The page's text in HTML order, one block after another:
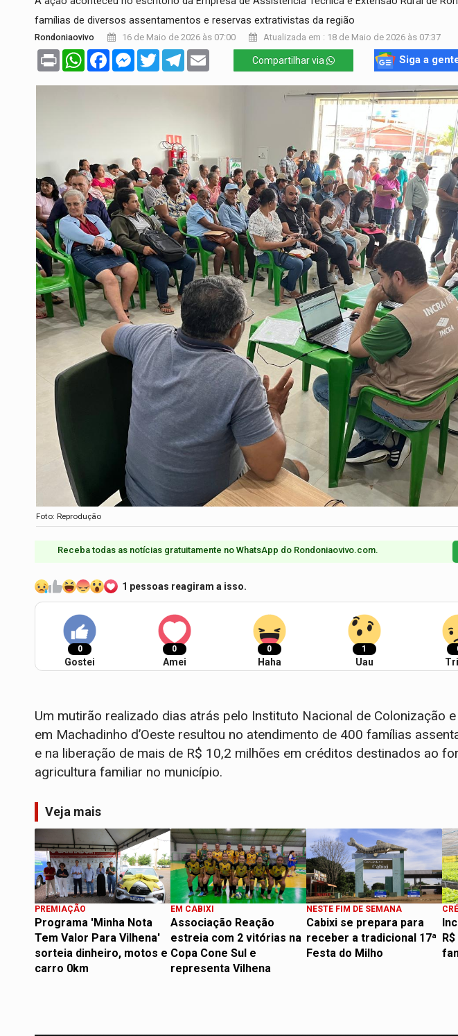
famílias de diversos assentamentos e reservas extrativistas da região
Rondoniaovivo 16 de Maio de 2026 às 07:00 Atualizada em : 18 de Maio de 2026 às 07:37
Print WhatsAppFacebookMessenger
TwitterTelegram Compartilhar via Siga a
Foto: Reprodução
Receba todas as notícias gratuitamente no WhatsApp do Rondoniaovivo.com.​
1 pessoas reagiram a isso.
0
Gostei
0
Amei
0
Haha
1
Uau
Um mutirão realizado dias atrás pelo Instituto Nacional de Colonização
em Machadinho d’Oeste resultou no atendimento de 400 famílias
e na liberação de mais de R$ 10,2 milhões em créditos destinados ao
agricultura familiar no município.
Veja mais
PREMIAÇÃO
Programa 'Minha Nota
Tem Valor Para Vilhena'
sorteia dinheiro, motos e
carro 0km
EM CABIXI
Associação Reação
estreia com 2 vitórias na
Copa Cone Sul e
representa Vilhena
NESTE FIM DE SEMANA
Cabixi se prepara para
receber a tradicional 17ª
Festa do Milho